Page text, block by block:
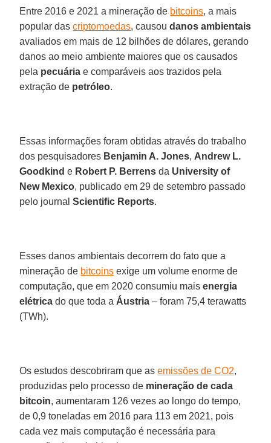
Entre 2016 e 2021 a mineração de bitcoins, a mais
popular dascriptomoedas, causoudanos ambientais
avaliados em mais de 12 bilhões de dólares, gerando
danos ao meio ambiente maiores que os causados
pela pecuária e comparáveis aos trazidos pela
extração de petróleo.
Essas informações foram obtidas através do trabalho
dos pesquisadores Benjamin A. Jones, Andrew L.
Goodkind e Robert P. Berrens da University of
New Mexico, publicado em 29 de setembro passado
pelo journalScientific Reports.
Esses danos ambientais decorrem do fato que a
mineração de bitcoins exige um volume enorme de
computação, que em 2020 consumiu maisenergia
elétrica do que toda a Áustria – foram 75,4 terawatts
(TWh).
Os estudos descobriram que asemissões de CO2,
produzidas pelo processo de mineração de cada
bitcoin, aumentaram 126 vezes ao longo do tempo,
de 0,9 toneladas em 2016 para 113 em 2021, pois
cada vez mais computação é necessária para